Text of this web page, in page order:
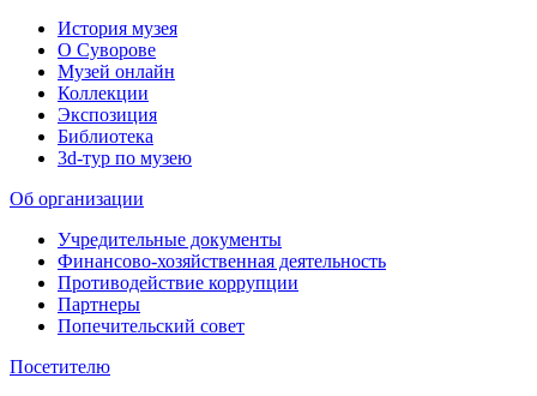
История музея
О Суворове
Музей онлайн
Коллекции
Экспозиция
Библиотека
3d-тур по музею
Об организации
Учредительные документы
Финансово-хозяйственная деятельность
Противодействие коррупции
Партнеры
Попечительский совет
Посетителю